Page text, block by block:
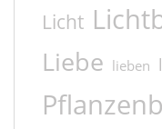
Licht
Liebe lieben